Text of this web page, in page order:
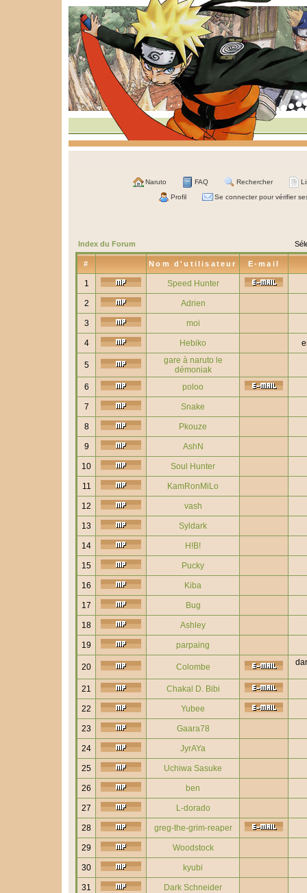
Naruto FAQ Rechercher
Profil Se connecter pour vérifier
Index du Forum
# Nom d'utilisateur E-mail
1 Speed Hunter
2 Adrien
3 moi
4 Hebiko
5
gare à naruto le
démoniak
6
poloo
7 Snake
8 Pkouze
9 AshN
10 Soul Hunter
11 KamRonMiLo
12 vash
13 Syldark
14 H!B!
15 Pucky
16 Kiba
17 Bug
18 Ashley
19 parpaing
20 Colombe
21 Chakal D. Bibi
22 Yubee
23 Gaara78
24 JyrAYa
25 Uchiwa Sasuke
26 ben
27 L-dorado
28 greg-the-grim-reaper
29 Woodstock
30 kyubi
31 Dark Schneider